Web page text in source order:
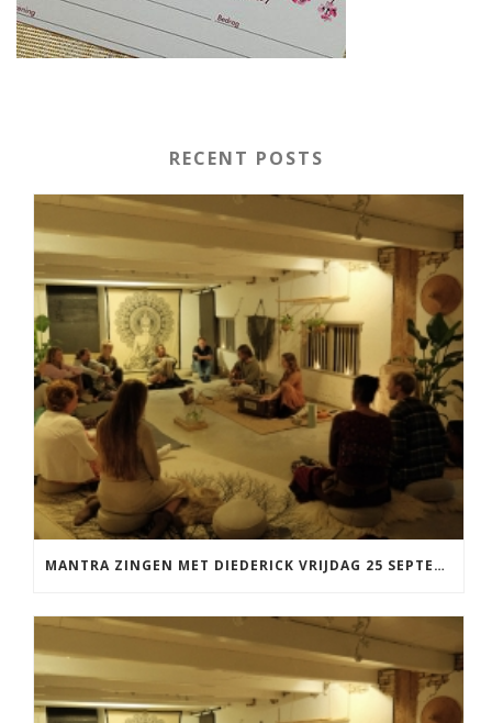
RECENT POSTS
MANTRA ZINGEN MET DIEDERICK VRIJDAG 25 SEPTEMBER EN 20 NOVEMBER